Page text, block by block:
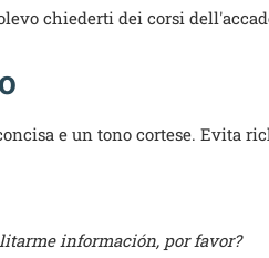
chiederti dei corsi
e un tono cortese. Evita
información, por favor?